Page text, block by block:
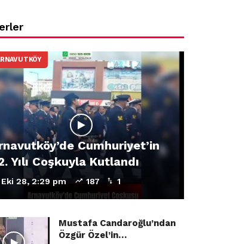
Cumhuriyet’in
Yılı Coşkuyla Kutlandı
Eki 28, 2:29 pm 187 1
Mustafa Candaroğlu’ndan
Özgür Özel’in…